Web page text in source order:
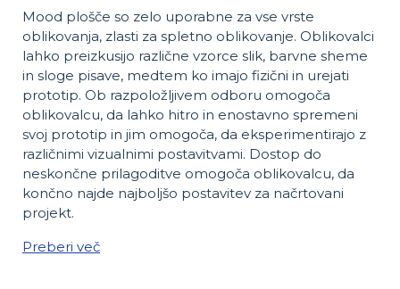
Mood plošče so zelo uporabne za vse vrste
oblikovanja, zlasti za spletno oblikovanje. Oblikovalci
lahko preizkusijo različne vzorce slik, barvne sheme
in sloge pisave, medtem ko imajo fizični in urejati
prototip. Ob razpoložljivem odboru omogoča
oblikovalcu, da lahko hitro in enostavno spremeni
svoj prototip in jim omogoča, da eksperimentirajo z
različnimi vizualnimi postavitvami. Dostop do
neskončne prilagoditve omogoča oblikovalcu, da
končno najde najboljšo postavitev za načrtovani
projekt.
Preberi več